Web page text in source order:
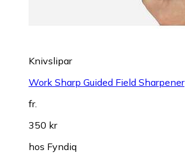
Knivslipar
Work Sharp Guided Field Sharpener
fr.
350 kr
hos Fyndiq